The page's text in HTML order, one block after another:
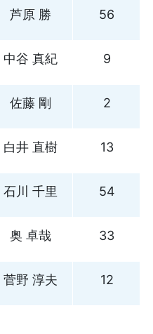
芦原 勝 56
中谷 真紀 9
佐藤 剛 2
白井 直樹 13
石川 千里 54
奥 卓哉 33
菅野 淳夫 12